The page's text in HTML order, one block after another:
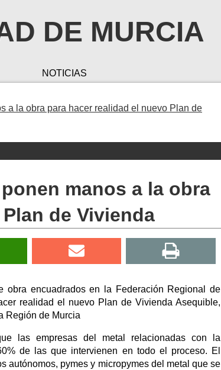
DE MURCIA
NOTICIAS
a la obra para hacer realidad el nuevo Plan de
manos a la obra
de Vivienda
obra encuadrados en la Federación Regional de
realidad el nuevo Plan de Vivienda Asequible,
Región de Murcia
las empresas del metal relacionadas con la
de las que intervienen en todo el proceso. El
autónomos, pymes y micropymes del metal que se